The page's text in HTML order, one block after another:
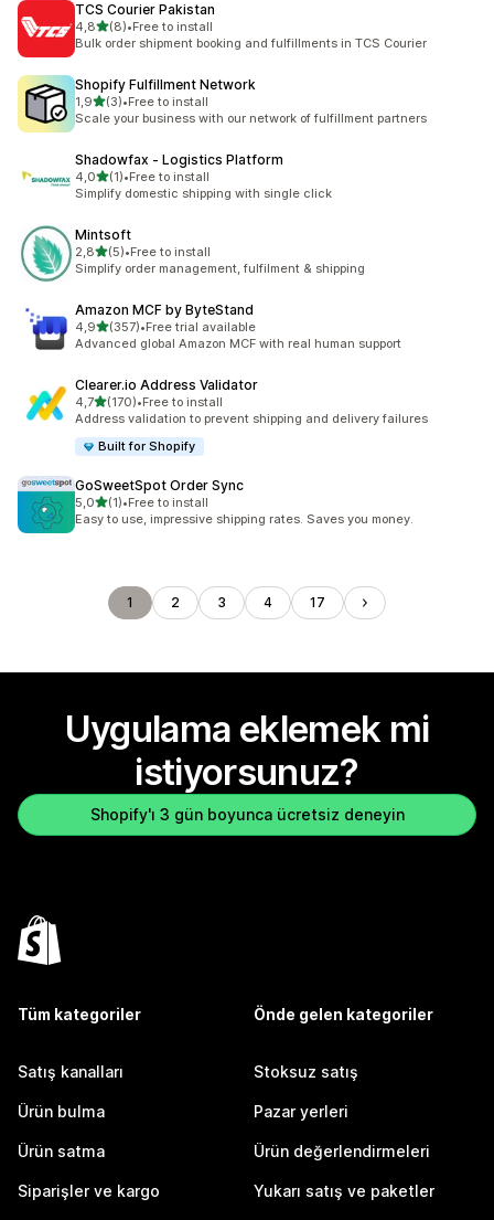
TCS Courier Pakistan
4,85 yıldız üzerinden
(8)
toplam 8 değerlendirme
•Free to install
Bulk order shipment booking and fulfillments in TCS Courier
Shopify Fulfillment Network
1,95 yıldız üzerinden
(3)
toplam 3 değerlendirme
•Free to install
Scale your business with our network of fulfillment partners
Shadowfax ‑ Logistics Platform
4,05 yıldız üzerinden
(1)
toplam 1 değerlendirme
•Free to install
Simplify domestic shipping with single click
Mintsoft
2,85 yıldız üzerinden
(5)
toplam 5 değerlendirme
•Free to install
Simplify order management, fulfilment & shipping
Amazon MCF by ByteStand
4,95 yıldız üzerinden
(357)
toplam 357 değerlendirme
•Free trial available
Advanced global Amazon MCF with real human support
Clearer.io Address Validator
4,75 yıldız üzerinden
(170)
toplam 170 değerlendirme
•Free to install
Address validation to prevent shipping and delivery failures
Built for Shopify
GoSweetSpot Order Sync
5,05 yıldız üzerinden
(1)
toplam 1 değerlendirme
•Free to install
Easy to use, impressive shipping rates. Saves you money.
1 2 3 4 17
Uygulama eklemek mi
istiyorsunuz?
Shopify'ı 3 gün boyunca ücretsiz deneyin
Tüm kategoriler
Satış kanalları
Ürün bulma
Ürün satma
Siparişler ve kargo
Önde gelen kategoriler
Stoksuz satış
Pazar yerleri
Ürün değerlendirmeleri
Yukarı satış ve paketler